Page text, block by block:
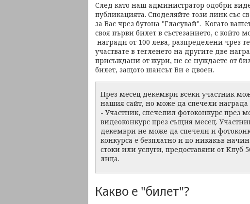
След като наш администратор одобри
публикацията. Споделяйте този линк със
за Вас чрез бутона "Гласувай". Когато
своя първи билет в състезанието, с който
награди от 100 лева, разпределени чрез
участвате в тегленето на другите две
присъждани от жури, не се нуждаете от
билет, защото шансът Ви е двоен.
През месец декември всеки участник
нашия сайт, но може да спечели награда
- Участник, спечелил фотоконкурс през
видеоконкурс през същия месец.
декември не може да спечели и
конкурса е безплатно и по никакъв
стоки или услуги, предоставяни от
лица.
Какво е "билет"?